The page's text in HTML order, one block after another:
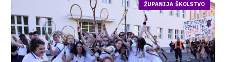
ŽUPANIJA ŠKOLSTVO